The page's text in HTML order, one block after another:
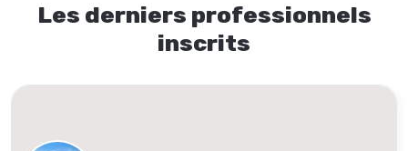
Les derniers professionnels
inscrits